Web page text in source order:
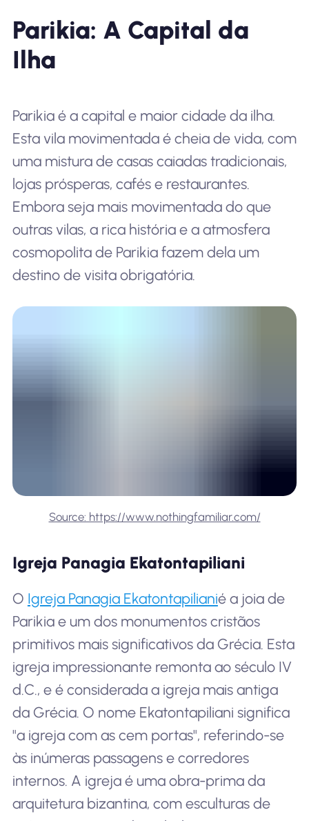
Parikia: A Capital da
Ilha
Parikia é a capital e maior cidade da ilha.
Esta vila movimentada é cheia de vida, com
uma mistura de casas caiadas tradicionais,
lojas prósperas, cafés e restaurantes.
Embora seja mais movimentada do que
outras vilas, a rica história e a atmosfera
cosmopolita de Parikia fazem dela um
destino de visita obrigatória.
Source: https://www.nothingfamiliar.com/
Igreja Panagia Ekatontapiliani
O Igreja Panagia Ekatontapilianié a joia de
Parikia e um dos monumentos cristãos
primitivos mais significativos da Grécia. Esta
igreja impressionante remonta ao século IV
d.C., e é considerada a igreja mais antiga
da Grécia. O nome Ekatontapiliani significa
"a igreja com as cem portas", referindo-se
às inúmeras passagens e corredores
internos. A igreja é uma obra-prima da
arquitetura bizantina, com esculturas de